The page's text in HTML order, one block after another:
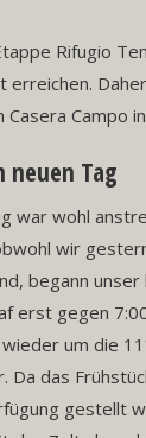
Rifugio
erreichen.
Campo
neuen Tag
war wohl
wir
begann
erst gegen
um die
Da das
gestellt